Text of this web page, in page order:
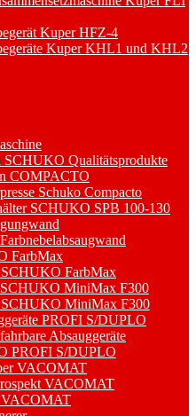
Kuper HFZ-4
Kuper KHL1 und KHL2
SCHUKO Qualitätsprodukte
COMPACTO
Schuko Compacto
SCHUKO SPB 100-130
FarbMax
SCHUKO FarbMax
SCHUKO MiniMax F300
SCHUKO MiniMax F300
PROFI S/DUPLO
Absauggeräte
PROFI S/DUPLO
VACOMAT
VACOMAT
VACOMAT